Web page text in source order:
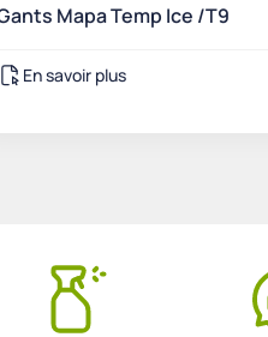
Mapa Temp Ice /T9
En savoir plus